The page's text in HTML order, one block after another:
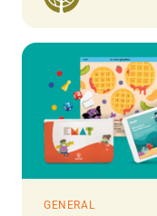
GENERAL